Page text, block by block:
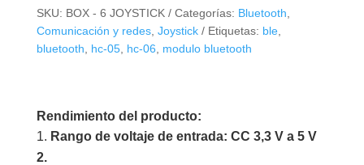
Eje
XY
SKU: BOX - 6 JOYSTICK Categorías: Bluetooth
Comunicación y redes, Joystick Etiquetas: ble,
bluetooth
hc-05, hc-06 modulo bluetooth
Rendimiento del producto:
Rango de voltaje de entrada: CC 3,3 V a 5 V
2.